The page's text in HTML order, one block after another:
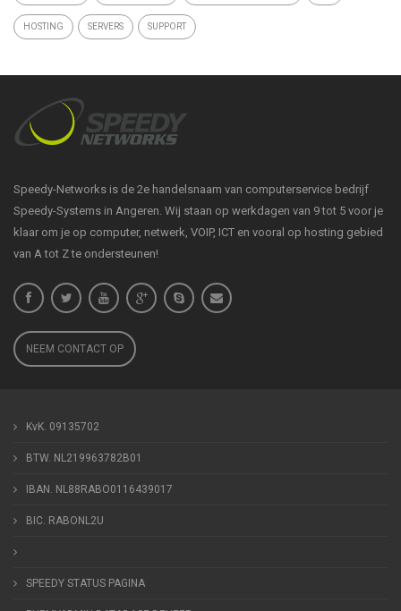
HOSTING SERVERS SUPPORT
Speedy-Networks is de 2e handelsnaam van computerservice bedrijf
Speedy-Systems in Angeren. Wij staan op werkdagen van 9 tot 5 voor je
klaar om je op computer, netwerk, VOIP, ICT en vooral op hosting gebied
van A tot Z te ondersteunen!
NEEM CONTACT OP
KvK. 09135702
BTW. NL219963782B01
IBAN. NL88RABO0116439017
BIC. RABONL2U
SPEEDY STATUS PAGINA